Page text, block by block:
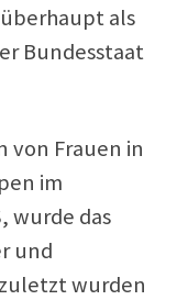
als
Bundesstaat
von Frauen in
im
wurde das
und
wurden